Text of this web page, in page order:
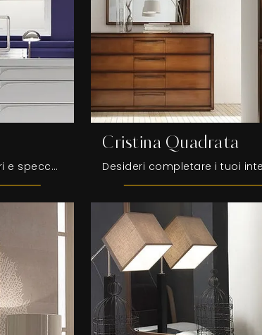
Accessori complementari e specchi Fasolin: scopri come impreziosire i tuoi spazi moderni con il modello Linda.
Cristina Quadrata